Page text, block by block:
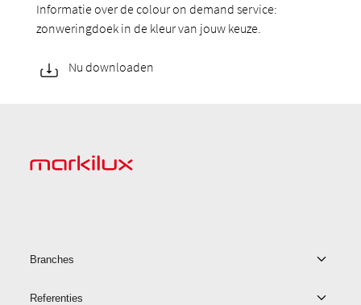
Informatie over de colour on demand service:
zonweringdoek in de kleur van jouw keuze.
Nu downloaden
Branches
Referenties